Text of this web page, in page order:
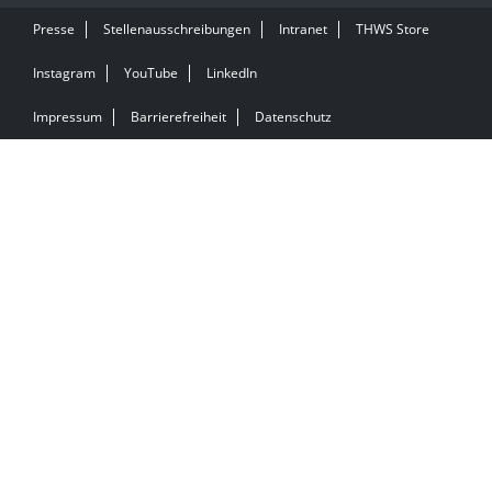
Presse Stellenausschreibungen Intranet THWS Store
Instagram YouTube LinkedIn
Impressum Barrierefreiheit Datenschutz